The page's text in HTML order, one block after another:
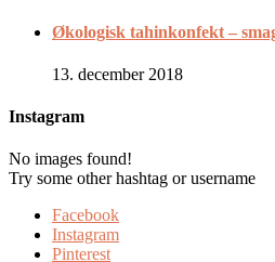
Økologisk tahinkonfekt –
13. december 2018
Instagram
No images found!
Try some other hashtag or username
Facebook
Instagram
Pinterest